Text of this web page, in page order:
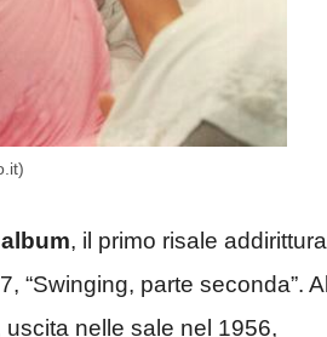
, il primo risale addirittura
“Swinging, parte seconda”. Al
nelle sale nel 1956,